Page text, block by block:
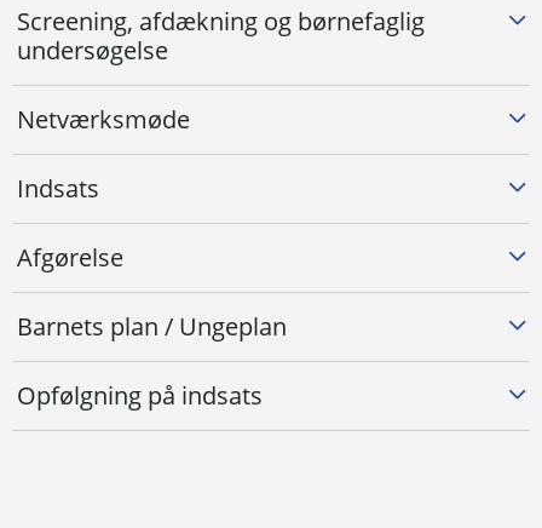
Screening, afdækning og børnefaglig
undersøgelse
Netværksmøde
Indsats
Afgørelse
Barnets plan / Ungeplan
Opfølgning på indsats